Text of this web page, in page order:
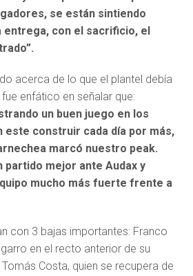
se están sintiendo
con el sacrificio, el
acerca de lo que el plantel debía
enfático en señalar que:
un buen juego en los
este construir cada día por más,
marcó nuestro peak.
partido mejor ante Audax y
mucho más fuerte frente a
con 3 bajas importantes: Franco
en el recto anterior de su
Costa, quien se recupera de